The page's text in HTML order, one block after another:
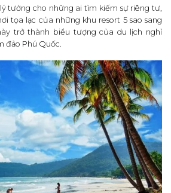
tưởng cho những ai tìm kiếm sự riêng tư,
tọa lạc của những khu resort 5 sao sang
trở thành biểu tượng của du lịch nghỉ
đảo Phú Quốc.